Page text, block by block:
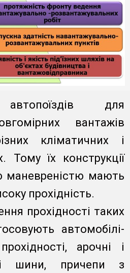
автопоїздів для
вантажів
кліматичних і
Тому їх конструкції
маневреністю мають
прохідність.
прохідності таких
автомобілі-
арочні і
шини, причепи з